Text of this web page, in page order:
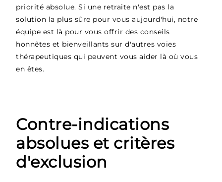
priorité absolue. Si une retraite n'est pas la
solution la plus sûre pour vous aujourd'hui, notre
équipe est là pour vous offrir des conseils
honnêtes et bienveillants sur d'autres voies
thérapeutiques qui peuvent vous aider là où vous
en êtes.
Contre-indications
absolues et critères
d'exclusion